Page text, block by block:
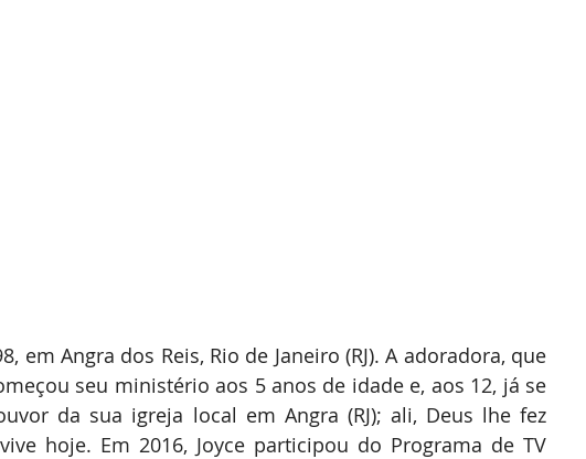
em Angra dos Reis, Rio de Janeiro (RJ). A adoradora, que
seu ministério aos 5 anos de idade e, aos 12, já se
da sua igreja local em Angra (RJ); ali, Deus lhe fez
hoje. Em 2016, Joyce participou do Programa de TV